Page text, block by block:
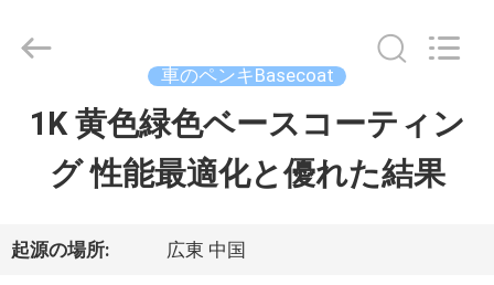
ホ
Guangzhou
Technology
Co.,
車のペンキBasecoat
1K 黄色緑色ベースコーティン
グ 性能最適化と優れた結果
起源の場所: 広東 中国